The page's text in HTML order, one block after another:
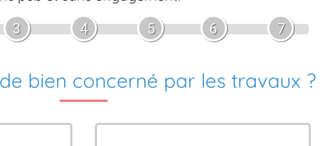
3 4 5 6 7
bien concerné par les travaux ?